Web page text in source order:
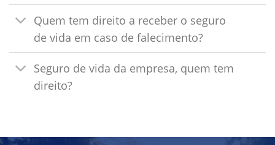
Quem tem direito a receber o seguro
de vida em caso de falecimento?
Seguro de vida da empresa, quem tem
direito?